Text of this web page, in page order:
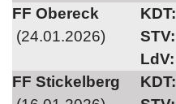
FF Obereck
KDT:
(24.01.2026)
STV:
LdV:
FF Stickelberg
KDT: